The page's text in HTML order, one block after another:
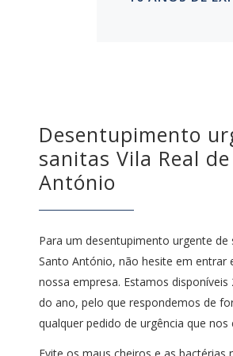
Desentupimento
sanitas Vila Real
António
Para um desentupimento urgente de
Santo António, não hesite em entrar
nossa empresa. Estamos
do ano, pelo que respondemos de
qualquer pedido de urgência que nos
Evite os maus cheiros e as bactérias